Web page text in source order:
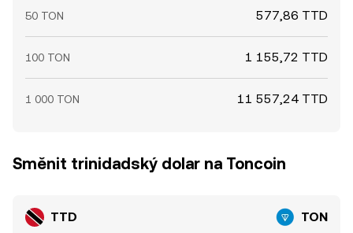
50 TON 577,86 TTD
100 TON 1 155,72 TTD
1 000 TON 11 557,24 TTD
Směnit trinidadský dolar na Toncoin
TTD TON